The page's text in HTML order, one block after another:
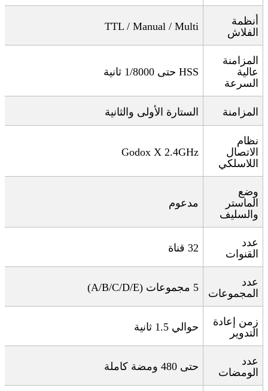
أنظمة
الفلاش
TTL / Manual / Multi
المزامنة
عالية
السرعة
HSS حتى 1/8000 ثانية
المزامنة الستارة الأولى والثانية
نظام
الاتصال
اللاسلكي
Godox X 2.4GHz
وضع
الماستر
والسليف
مدعوم
عدد
القنوات
32 قناة
عدد
المجموعات
5 مجموعات (A/B/C/D/E)
زمن إعادة
التدوير
حوالي 1.5 ثانية
عدد
الومضات
حتى 480 ومضة كاملة